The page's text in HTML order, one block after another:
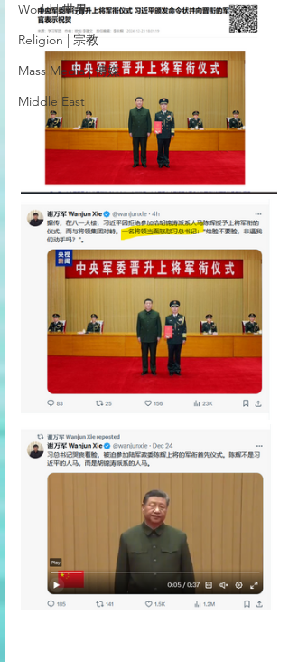
World | 世界
Religion | 宗教
Mass Media | 傳媒
Middle East